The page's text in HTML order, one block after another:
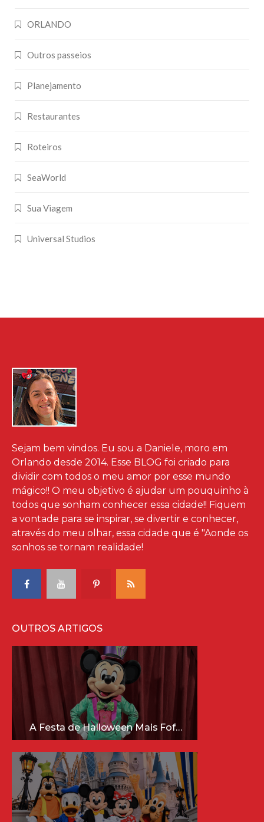
ORLANDO
Outros passeios
Planejamento
Restaurantes
Roteiros
SeaWorld
Sua Viagem
Universal Studios
Sejam bem vindos. Eu sou a Daniele, moro em
Orlando desde 2014. Esse BLOG foi criado para
dividir com todos o meu amor por esse mundo
mágico!! O meu objetivo é ajudar um pouquinho à
todos que sonham conhecer essa cidade!! Fiquem
a vontade para se inspirar, se divertir e conhecer,
através do meu olhar, essa cidade que é "Aonde os
sonhos se tornam realidade!
OUTROS ARTIGOS
A Festa de Halloween Mais Fofa da Disney Está Chegando!